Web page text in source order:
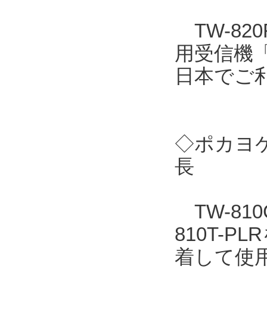
TW-
用受信機
日本でご
◇ポカヨ
長
TW-
810T-
着して使